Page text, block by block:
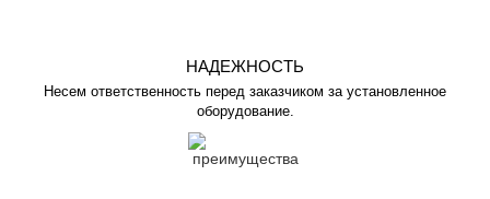
НАДЕЖНОСТЬ
Несем ответственность перед заказчиком за установленное
оборудование.